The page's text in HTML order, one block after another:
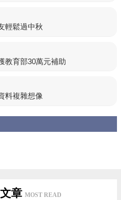
輕鬆過中秋
育部30萬元補助
料複雜想像
章 MOST READ